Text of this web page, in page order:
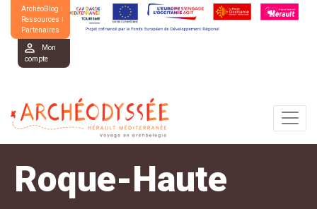
ArchéoBlog
Ressources
Partenaires
Mon
compte
Roque-Haute